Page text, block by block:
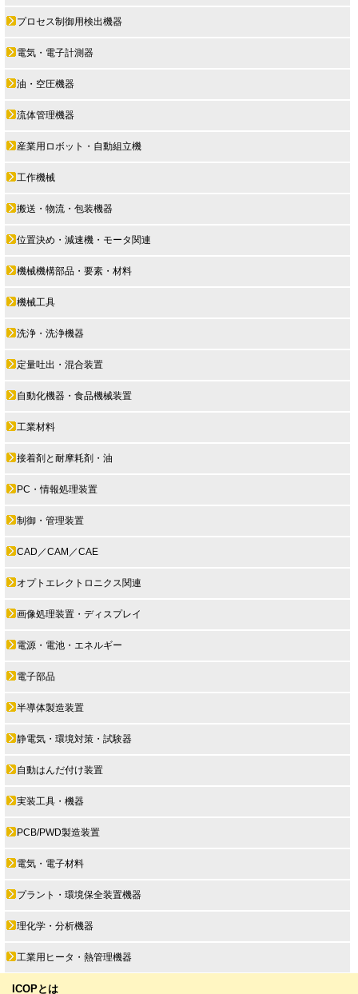
プロセス制御用検出機器
電気・電子計測器
油・空圧機器
流体管理機器
産業用ロボット・自動組立機
工作機械
搬送・物流・包装機器
位置決め・減速機・モータ関連
機械機構部品・要素・材料
機械工具
洗浄・洗浄機器
定量吐出・混合装置
自動化機器・食品機械装置
工業材料
接着剤と耐摩耗剤・油
PC・情報処理装置
制御・管理装置
CAD／CAM／CAE
オプトエレクトロニクス関連
画像処理装置・ディスプレイ
電源・電池・エネルギー
電子部品
半導体製造装置
静電気・環境対策・試験器
自動はんだ付け装置
実装工具・機器
PCB/PWD製造装置
電気・電子材料
プラント・環境保全装置機器
理化学・分析機器
工業用ヒータ・熱管理機器
ICOPとは